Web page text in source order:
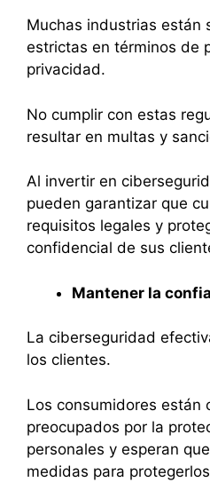
Muchas industrias están
estrictas en términos de
privacidad.
No cumplir con estas
resultar en multas y
Al invertir en
pueden garantizar que
requisitos legales y
confidencial de sus
Mantener la
La ciberseguridad
los clientes.
Los consumidores están
preocupados por la
personales y esperan
medidas para